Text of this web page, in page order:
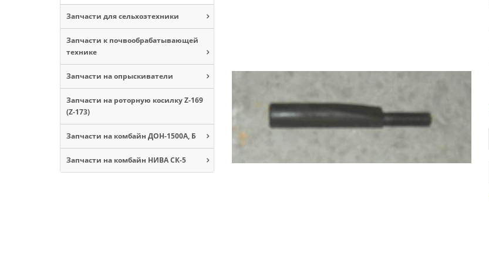
Запчасти для сельхозтехники
Запчасти к почвообрабатывающей
технике
Запчасти на опрыскиватели
Запчасти на роторную косилку Z-169
(Z-173)
Запчасти на комбайн ДОН-1500А, Б
Запчасти на комбайн НИВА СК-5